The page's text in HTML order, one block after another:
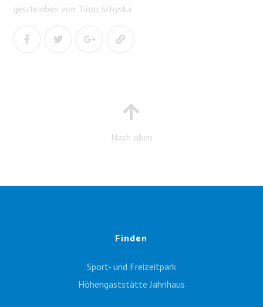
geschrieben von Timo Schyska
Nach oben
Finden
Sport- und Freizeitpark
Höhengaststätte Jahnhaus